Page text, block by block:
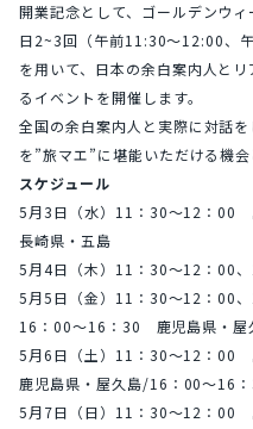
開業記念として、ゴールデンウ
日2~3回（午前11:30～12:00、
を用いて、日本の余白案内人と
るイベントを開催します。
全国の余白案内人と実際に対話
を”旅マエ”に堪能いただける機会
スケジュール
5月3日（水）11：30～12：00
長崎県・五島
5月4日（木）11：30～12：00
5月5日（金）11：30～12：00
16：00～16：30　鹿児島県・屋
5月6日（土）11：30～12：00
鹿児島県・屋久島/16：00～16
5月7日（日）11：30～12：00